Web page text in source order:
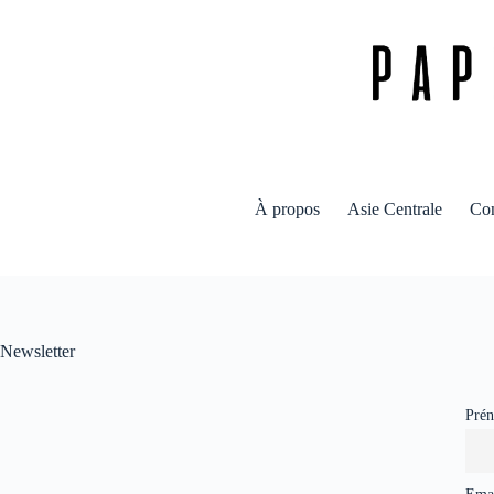
À propos Asie Centrale
Newsletter